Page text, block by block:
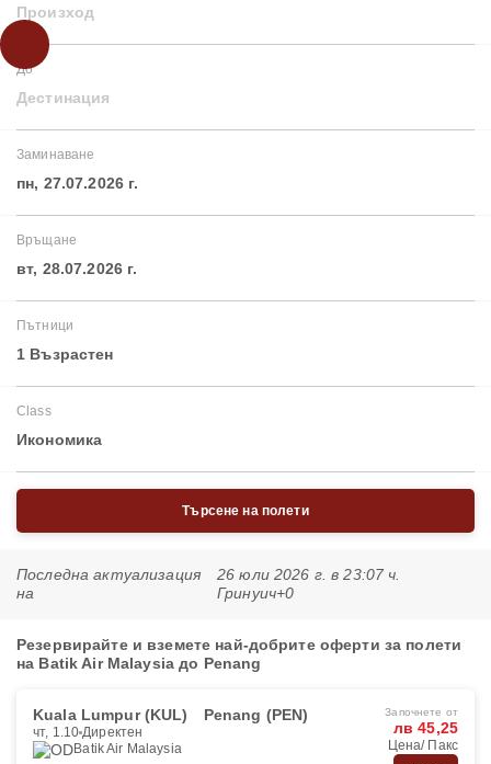
Произход
До
Дестинация
Заминаване
пн, 27.07.2026 г.
Връщане
вт, 28.07.2026 г.
Пътници
1 Възрастен
Class
Икономика
Търсене на полети
Последна актуализация
на
26 юли 2026 г. в 23:07 ч.
Гринуич+0
Резервирайте и вземете най-добрите оферти за полети
на Batik Air Malaysia до Penang
Kuala Lumpur (KUL) Penang (PEN)
чт, 1.10 Директен
Batik Air Malaysia
Започнете от
лв 45,25
Цена/ Пакс